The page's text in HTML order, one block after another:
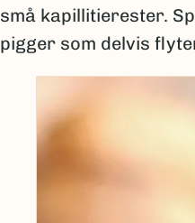
små kapillitierester.
pigger som delvis